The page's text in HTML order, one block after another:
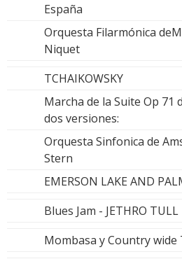
España
Orquesta Filarmónica
Niquet
TCHAIKOWSKY
Marcha de la Suite Op 71
dos versiones:
Orquesta Sinfonica de
Stern
EMERSON LAKE AND
Blues Jam - JETHRO TULL
Mombasa y Country wide